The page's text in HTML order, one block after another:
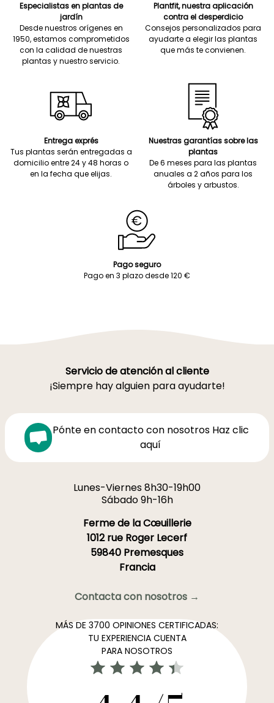
Especialistas en plantas de
jardín
Desde nuestros orígenes en
1950, estamos comprometidos
con la calidad de nuestras
plantas y nuestro servicio.
Plantfit, nuestra aplicación
contra el desperdicio
Consejos personalizados para
ayudarte a elegir las plantas
que más te convienen.
Entrega exprés
Tus plantas serán entregadas a
domicilio entre 24 y 48 horas o
en la fecha que elijas.
Nuestras garantías sobre las
plantas
De 6 meses para las plantas
anuales a 2 años para los
árboles y arbustos.
Pago seguro
Pago en 3 plazo desde 120 €
Servicio de atención al cliente
¡Siempre hay alguien para ayudarte!
Pónte en contacto con nosotros Haz clic
aquí
Lunes-Viernes 8h30-19h00
Sábado 9h-16h
Ferme de la Cœuillerie
1012 rue Roger Lecerf
59840 Premesques
Francia
Contacta con nosotros →
MÁS DE 3700 OPINIONES CERTIFICADAS:
TU EXPERIENCIA CUENTA
PARA NOSOTROS